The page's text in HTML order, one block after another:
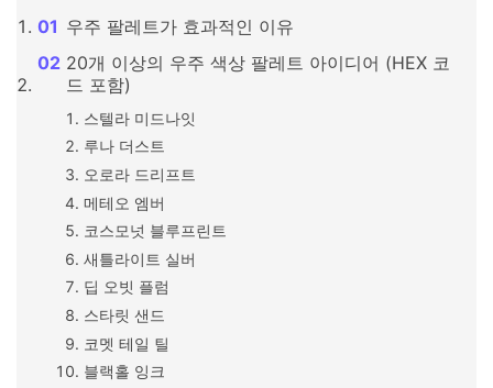
우주 팔레트가 효과적인 이유
20개 이상의 우주 색상 팔레트 아이디어 (HEX 코
드 포함)
스텔라 미드나잇
루나 더스트
오로라 드리프트
메테오 엠버
코스모넛 블루프린트
새틀라이트 실버
딥 오빗 플럼
스타릿 샌드
코멧 테일 틸
블랙홀 잉크